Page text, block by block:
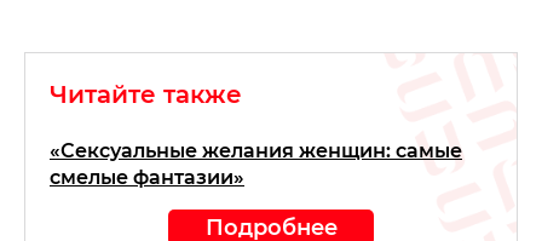
Читайте также
«Сексуальные желания женщин: самые
смелые фантазии»
Подробнее